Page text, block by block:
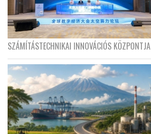
SZÁMÍTÁSTECHNIKAI INNOVÁCIÓS KÖZPONTJA